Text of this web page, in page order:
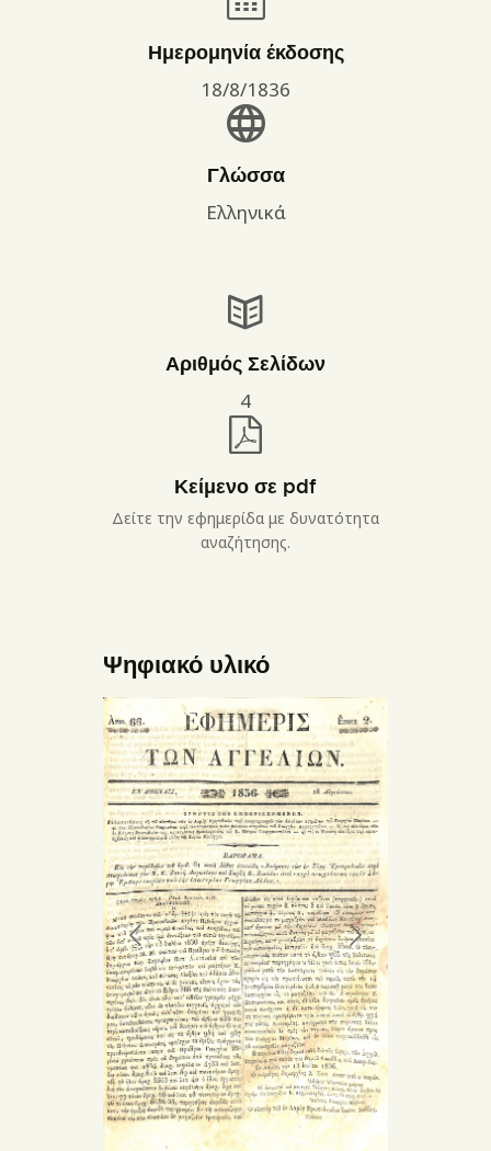
Ημερομηνία έκδοσης
18/8/1836
Γλώσσα
Ελληνικά
Αριθμός Σελίδων
4
Κείμενο σε pdf
Δείτε την εφημερίδα με δυνατότητα
αναζήτησης.
Ψηφιακό υλικό